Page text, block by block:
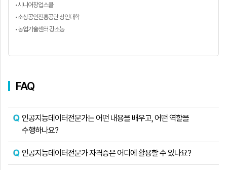
•시니어창업스쿨
•소상공인진흥공단 상인대학
•농업기술센터 강소농
FAQ
인공지능데이터전문가는 어떤 내용을 배우고, 어떤 역할을
수행하나요?
인공지능데이터전문가 자격증은 어디에 활용할 수 있나요?